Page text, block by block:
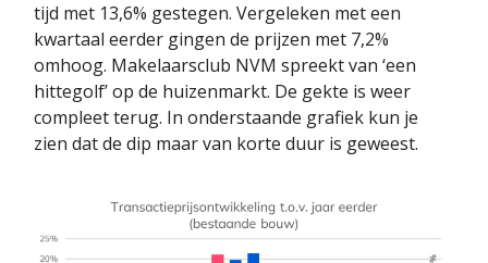
tijd met 13,6% gestegen. Vergeleken met een
kwartaal eerder gingen de prijzen met 7,2%
omhoog. Makelaarsclub NVM spreekt van ‘een
hittegolf’ op de huizenmarkt. De gekte is weer
compleet terug. In onderstaande grafiek kun je
zien dat de dip maar van korte duur is geweest.